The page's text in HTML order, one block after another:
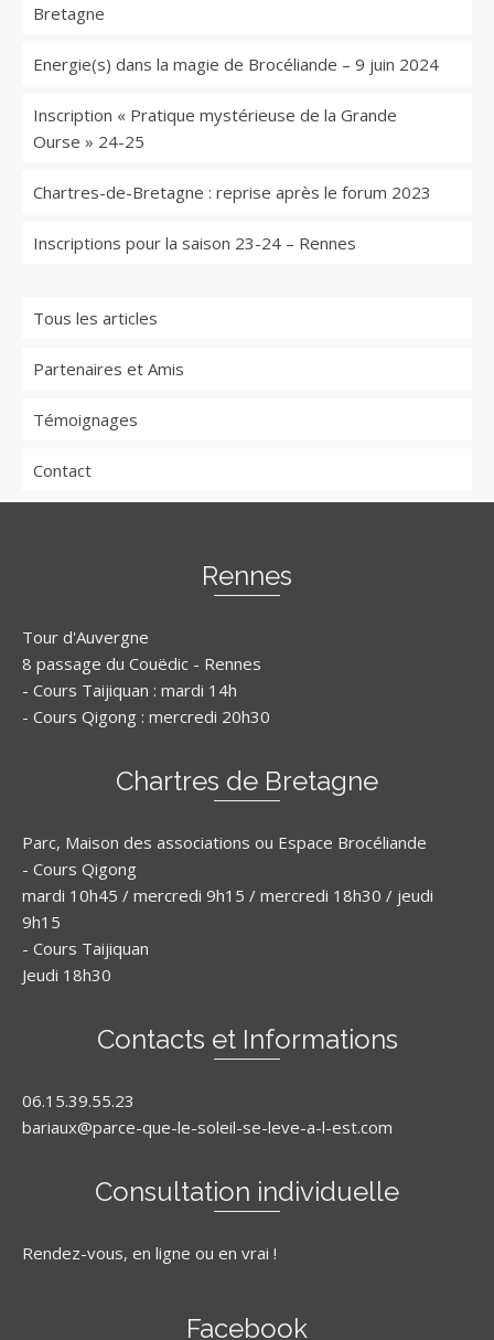
Bretagne
Energie(s) dans la magie de Brocéliande – 9 juin 2024
Inscription « Pratique mystérieuse de la Grande
Ourse » 24-25
Chartres-de-Bretagne : reprise après le forum 2023
Inscriptions pour la saison 23-24 – Rennes
Tous les articles
Partenaires et Amis
Témoignages
Contact
Rennes
Tour d'Auvergne
8 passage du Couëdic - Rennes
- Cours Taijiquan : mardi 14h
- Cours Qigong : mercredi 20h30
Chartres de Bretagne
Parc, Maison des associations ou Espace Brocéliande
- Cours Qigong
mardi 10h45 / mercredi 9h15 / mercredi 18h30 / jeudi
9h15
- Cours Taijiquan
Jeudi 18h30
Contacts et Informations
06.15.39.55.23
bariaux@parce-que-le-soleil-se-leve-a-l-est.com
Consultation individuelle
Rendez-vous, en ligne ou en vrai !
Facebook